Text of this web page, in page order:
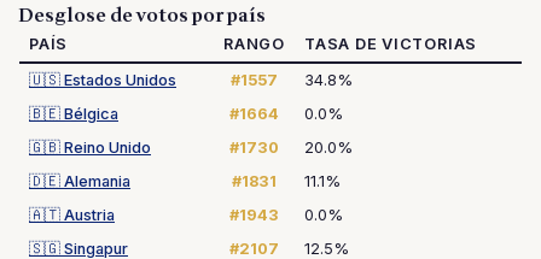
Desglose de votos por país
PAÍS RANGO
TASA DE VICTORIAS
🇺🇸 Estados Unidos #1557
34.8%
🇧🇪 Bélgica #1664
0.0%
🇬🇧 Reino Unido #1730
20.0%
🇩🇪 Alemania #1831
11.1%
🇦🇹 Austria #1943
0.0%
🇸🇬 Singapur #2107
12.5%